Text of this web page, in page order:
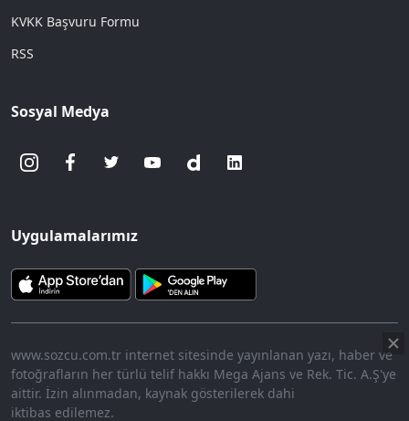
KVKK Başvuru Formu
RSS
Sosyal Medya
Uygulamalarımız
www.sozcu.com.tr internet sitesinde yayınlanan yazı, haber ve
fotoğrafların her türlü telif hakkı Mega Ajans ve Rek. Tic. A.Ş'ye
aittir. İzin alınmadan, kaynak gösterilerek dahi
iktibas edilemez.